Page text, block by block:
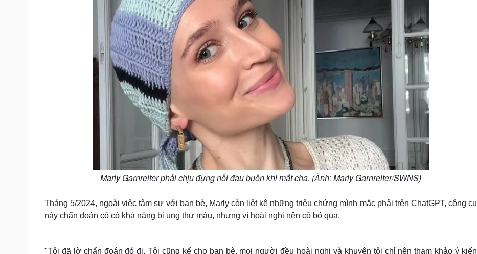
Marly Garnreiter phải chịu đựng nỗi đau buồn khi mất cha. (Ảnh: Marly Garnreiter/SWNS)
Tháng 5/2024, ngoài việc tâm sự với bạn bè, Marly còn liệt kê những triệu chứng mình mắc phải trên ChatGPT, công cụ
này chẩn đoán cô có khả năng bị ung thư máu, nhưng vì hoài nghi nên cô bỏ qua.
"Tôi đã lờ chẩn đoán đó đi. Tôi cũng kể cho bạn bè, mọi người đều hoài nghi và khuyên tôi chỉ nên tham khảo ý kiến